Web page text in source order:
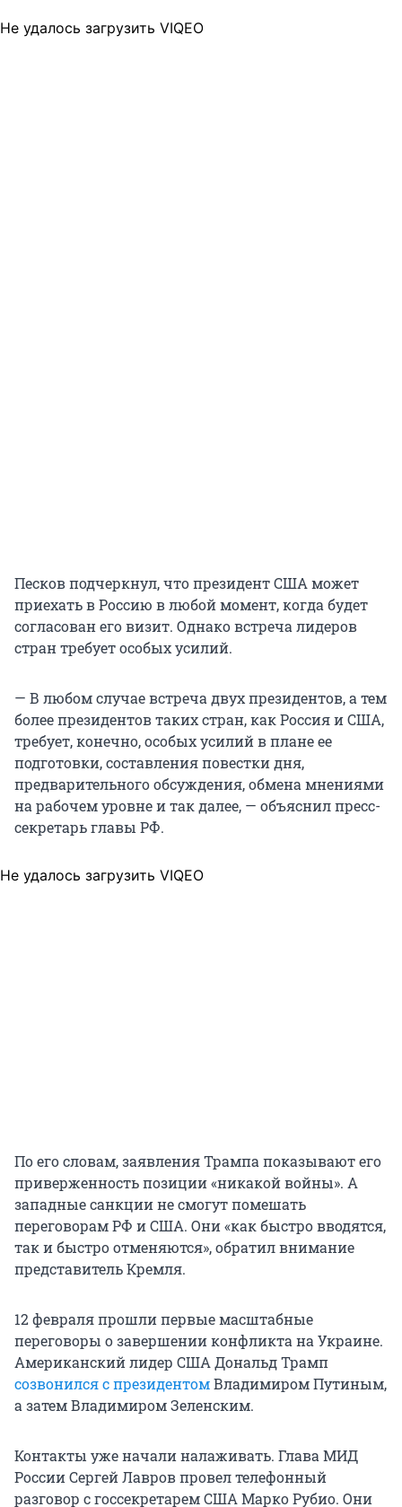
Не удалось загрузить VIQEO
Песков подчеркнул, что президент США может
приехать в Россию в любой момент, когда будет
согласован его визит. Однако встреча лидеров
стран требует особых усилий.
— В любом случае встреча двух президентов, а тем
более президентов таких стран, как Россия и США,
требует, конечно, особых усилий в плане ее
подготовки, составления повестки дня,
предварительного обсуждения, обмена мнениями
на рабочем уровне и так далее, — объяснил пресс-
секретарь главы РФ.
Не удалось загрузить VIQEO
По его словам, заявления Трампа показывают его
приверженность позиции «никакой войны». А
западные санкции не смогут помешать
переговорам РФ и США. Они «как быстро вводятся,
так и быстро отменяются», обратил внимание
представитель Кремля.
12 февраля прошли первые масштабные
переговоры о завершении конфликта на Украине.
Американский лидер США Дональд Трамп
созвонился с президентомВладимиром Путиным,
а затем Владимиром Зеленским.
Контакты уже начали налаживать. Глава МИД
России Сергей Лавров провел телефонный
разговор с госсекретарем США Марко Рубио. Они